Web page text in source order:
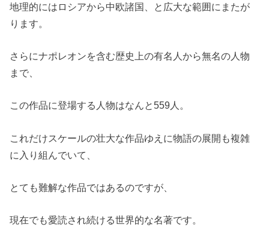
地理的にはロシアから中欧諸国、と広大な範囲にまたが
ります。
さらにナポレオンを含む歴史上の有名人から無名の人物
まで、
この作品に登場する人物はなんと559人。
これだけスケールの壮大な作品ゆえに物語の展開も複雑
に入り組んでいて、
とても難解な作品ではあるのですが、
現在でも愛読され続ける世界的な名著です。